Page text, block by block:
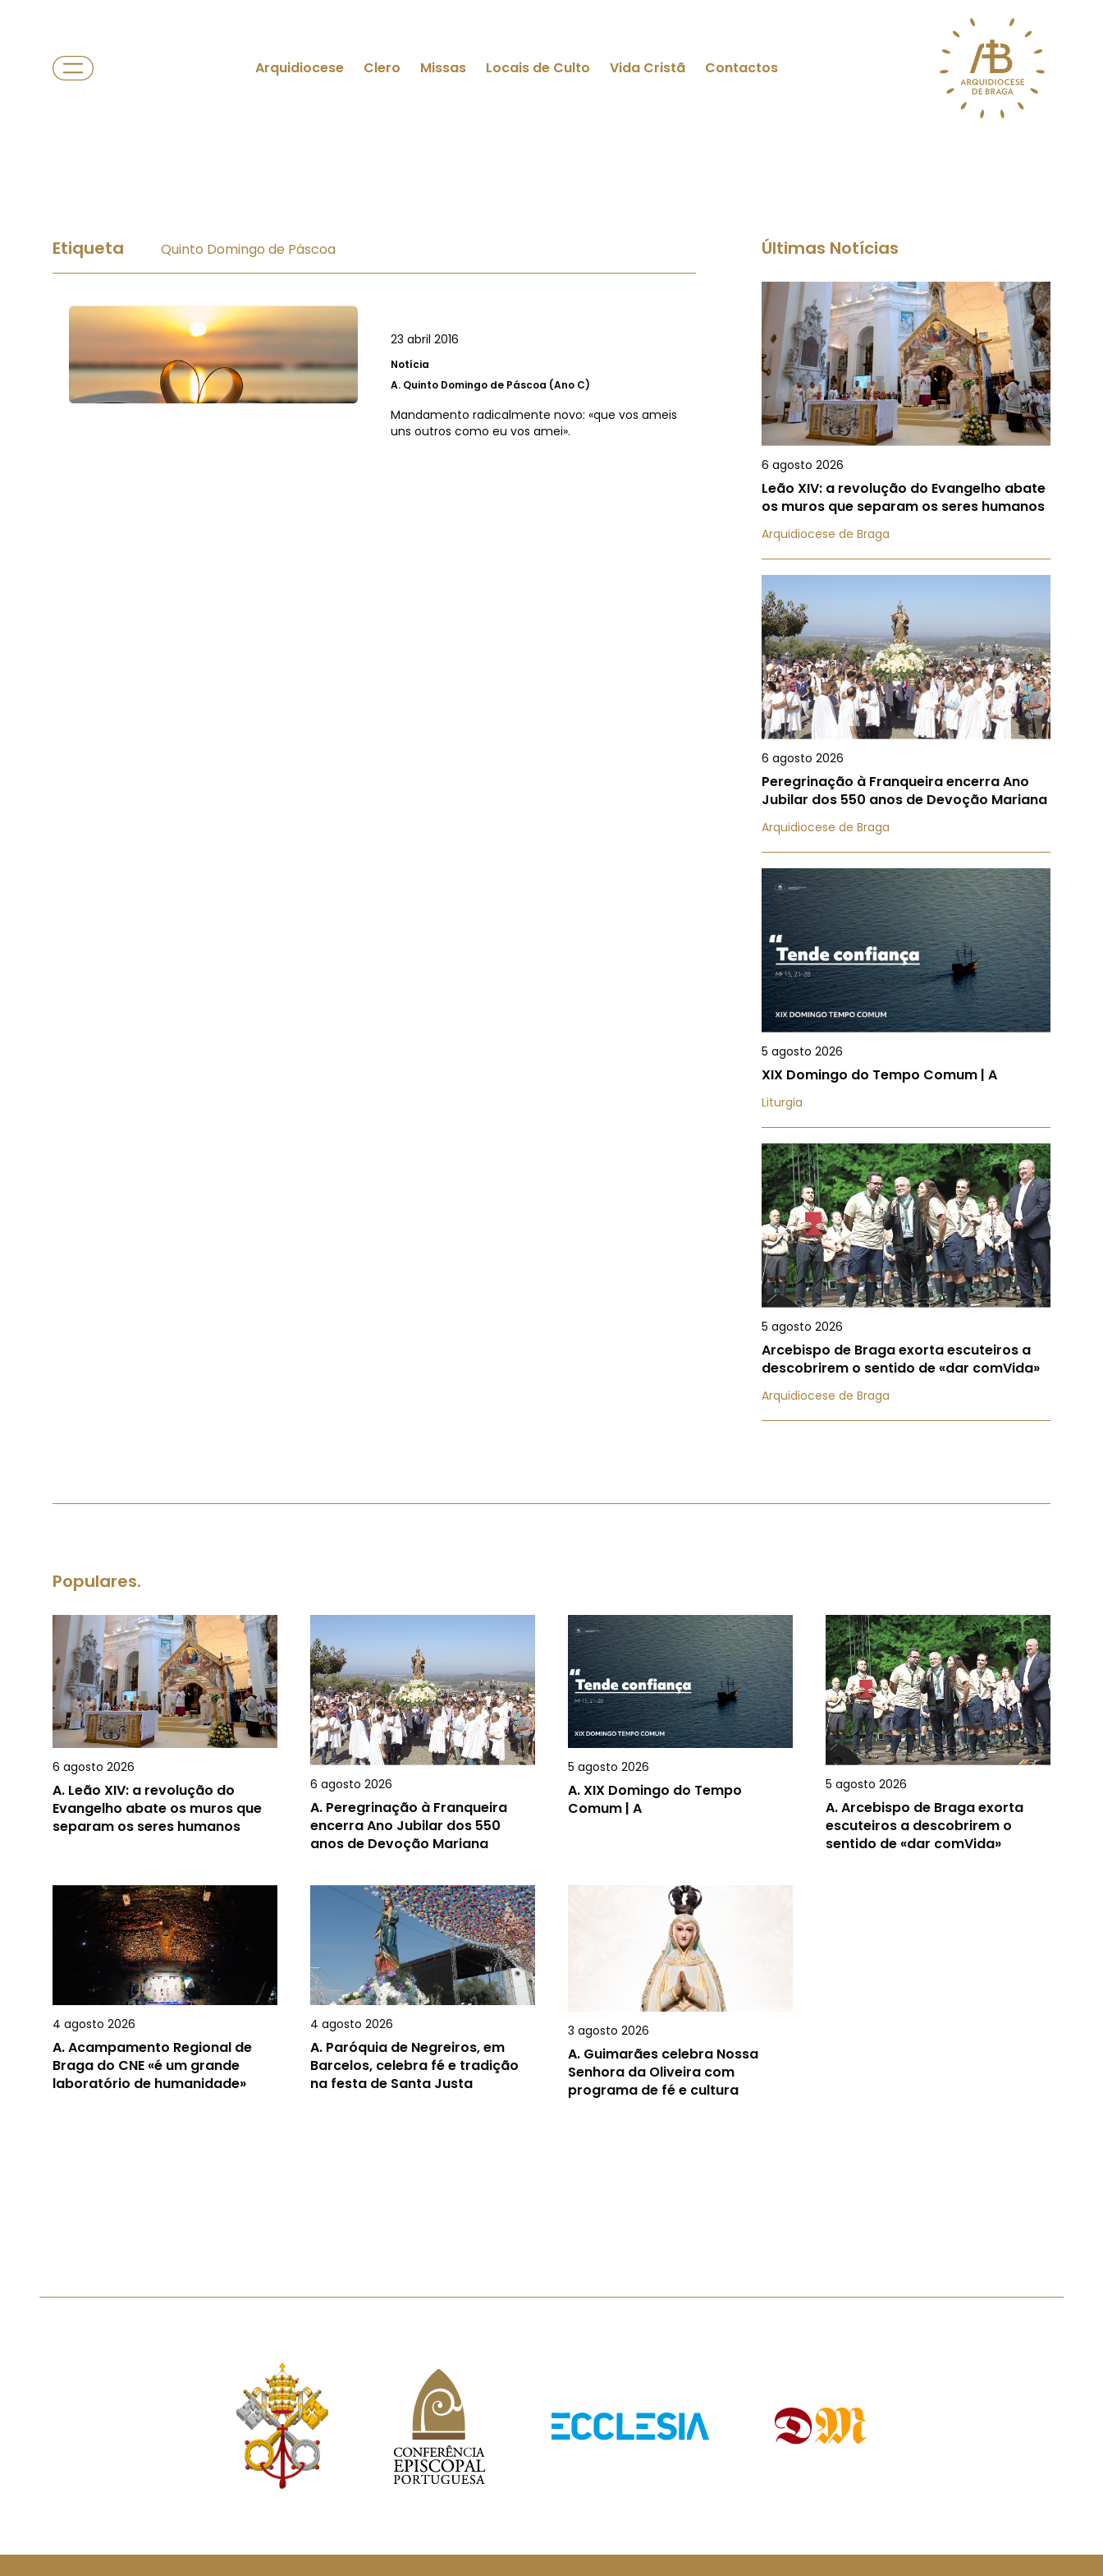
Arquidiocese Clero Missas Locais de Culto Vida Cristã Contactos
Etiqueta Quinto Domingo de Páscoa
23 abril 2016
Notícia
A. Quinto Domingo de Páscoa (Ano C)
Mandamento radicalmente novo: «que vos ameis
uns outros como eu vos amei».
Últimas Notícias
6 agosto 2026
Leão XIV: a revolução do Evangelho abate
os muros que separam os seres humanos
Arquidiocese de Braga
6 agosto 2026
Peregrinação à Franqueira encerra Ano
Jubilar dos 550 anos de Devoção Mariana
Arquidiocese de Braga
5 agosto 2026
XIX Domingo do Tempo Comum | A
Liturgia
5 agosto 2026
Arcebispo de Braga exorta escuteiros a
descobrirem o sentido de «dar comVida»
Arquidiocese de Braga
Populares.
6 agosto 2026
A. Leão XIV: a revolução do
Evangelho abate os muros que
separam os seres humanos
6 agosto 2026
A. Peregrinação à Franqueira
encerra Ano Jubilar dos 550
anos de Devoção Mariana
5 agosto 2026
A.XIX Domingo do Tempo
Comum | A
5 agosto 2026
A.Arcebispo de Braga exorta
escuteiros a descobrirem o
sentido de «dar comVida»
4 agosto 2026
A.Acampamento Regional de
Braga do CNE «é um grande
laboratório de humanidade»
4 agosto 2026
A. Paróquia de Negreiros, em
Barcelos, celebra fé e tradição
na festa de Santa Justa
3 agosto 2026
A. Guimarães celebra Nossa
Senhora da Oliveira com
programa de fé e cultura